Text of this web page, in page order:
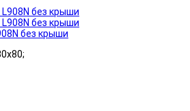
без крыши